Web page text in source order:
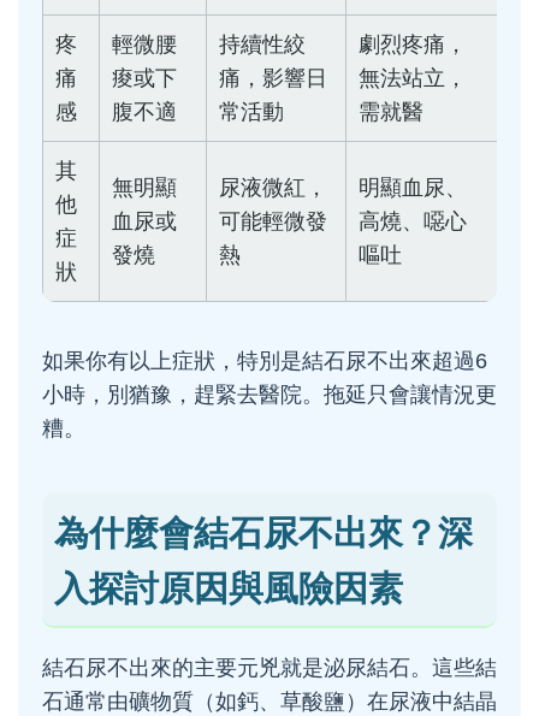
疼
痛
感
輕微腰
痠或下
腹不適
持續性絞
痛，影響日
常活動
劇烈疼痛，
無法站立，
需就醫
其
他
症
狀
無明顯
血尿或
發燒
尿液微紅，
可能輕微發
熱
明顯血尿、
高燒、噁心
嘔吐
如果你有以上症狀，特別是結石尿不出來超過6
小時，別猶豫，趕緊去醫院。拖延只會讓情況更
糟。
為什麼會結石尿不出來？深
入探討原因與風險因素
結石尿不出來的主要元兇就是泌尿結石。這些結
石通常由礦物質（如鈣、草酸鹽）在尿液中結晶